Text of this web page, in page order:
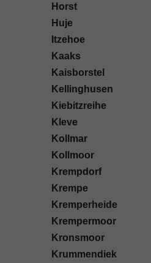
Horst
Huje
Itzehoe
Kaaks
Kaisborstel
Kellinghusen
Kiebitzreihe
Kleve
Kollmar
Kollmoor
Krempdorf
Krempe
Kremperheide
Krempermoor
Kronsmoor
Krummendiek